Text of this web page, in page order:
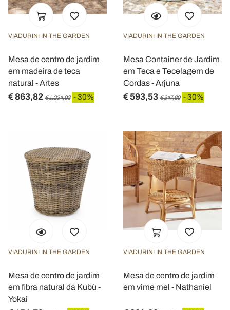
VIADURINI IN THE GARDEN
Mesa de centro de jardim
em madeira de teca
natural - Artes
€ 863,82 € 1.234,03 - 30%
VIADURINI IN THE GARDEN
Mesa Container de Jardim
em Teca e Tecelagem de
Cordas - Arjuna
€ 593,53 € 847,89 - 30%
VIADURINI IN THE GARDEN
Mesa de centro de jardim
em fibra natural da Kubù -
Yokai
VIADURINI IN THE GARDEN
Mesa de centro de jardim
em vime mel - Nathaniel